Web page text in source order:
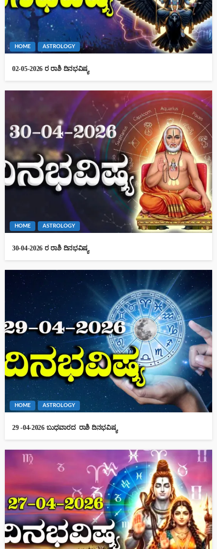
HOME ASTROLOGY
02-05-2026 ರ ರಾಶಿ ದಿನಭವಿಷ್ಯ
HOME ASTROLOGY
30-04-2026 ರ ರಾಶಿ ದಿನಭವಿಷ್ಯ
HOME ASTROLOGY
29 -04-2026 ಬುಧವಾರದ ರಾಶಿ ದಿನಭವಿಷ್ಯ